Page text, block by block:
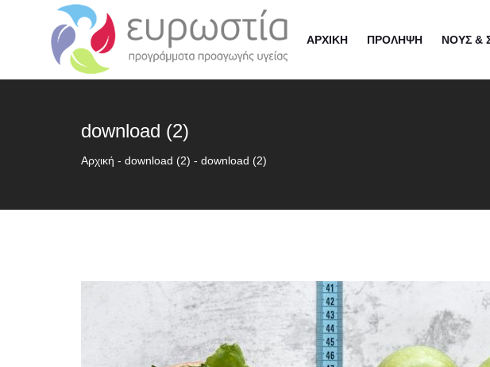
ΑΡΧΙΚΗ ΠΡΟΛΗΨΗ ΝΟΥΣ &
download (2)
Αρχική - download (2) - download (2)